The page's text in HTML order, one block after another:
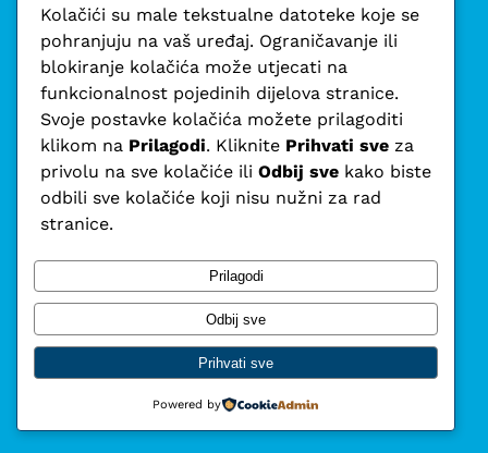
Fokus – hrvatska
liberalna stranka
Politika privatnosti
Facebook
LinkedIn
X YouTube
MailWhatsApp
Kolačići su male tekstualne datoteke koje se
pohranjuju na vaš uređaj. Ograničavanje ili
blokiranje kolačića može utjecati na
funkcionalnost pojedinih dijelova stranice.
Svoje postavke kolačića možete prilagoditi
klikom na Prilagodi. Kliknite Prihvati sve za
privolu na sve kolačiće ili Odbij sve kako biste
odbili sve kolačiće koji nisu nužni za rad
stranice.
Prilagodi
Odbij sve
Prihvati sve
Powered by